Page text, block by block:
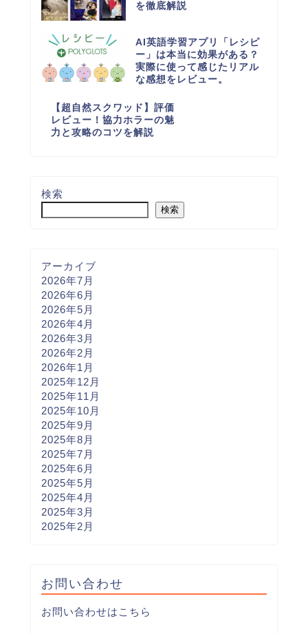
を徹底解説
AI英語学習アプリ「レシピ
ー」は本当に効果がある？
実際に使って感じたリアル
な感想をレビュー。
【超自然スクワッド】評価
レビュー！協力ホラーの魅
力と攻略のコツを解説
検索
検索
アーカイブ
2026年7月
2026年6月
2026年5月
2026年4月
2026年3月
2026年2月
2026年1月
2025年12月
2025年11月
2025年10月
2025年9月
2025年8月
2025年7月
2025年6月
2025年5月
2025年4月
2025年3月
2025年2月
お問い合わせ
お問い合わせはこちら